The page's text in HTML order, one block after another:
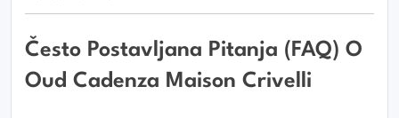
Često Postavljana Pitanja (FAQ) O
Oud Cadenza Maison Crivelli